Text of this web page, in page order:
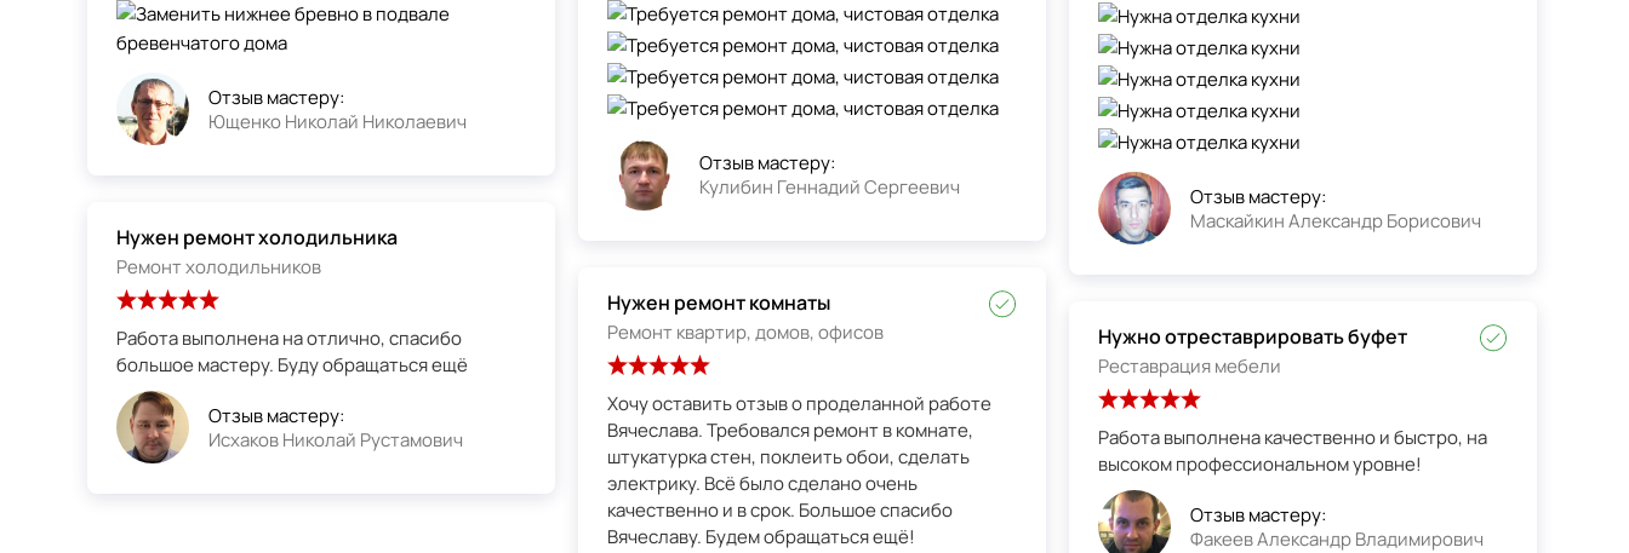
Отзыв мастеру:
Ющенко Николай Николаевич
Нужен ремонт холодильника
Ремонт холодильников
Работа выполнена на отлично, спасибо
большое мастеру. Буду обращаться ещё
Отзыв мастеру:
Исхаков Николай Рустамович
Отзыв мастеру:
Кулибин Геннадий Сергеевич
Нужен ремонт комнаты
Ремонт квартир, домов, офисов
Хочу оставить отзыв о проделанной работе
Вячеслава. Требовался ремонт в комнате,
штукатурка стен, поклеить обои, сделать
электрику. Всё было сделано очень
качественно и в срок. Большое спасибо
Вячеславу. Будем обращаться ещё!
Отзыв мастеру:
Маскайкин Александр Борисович
Нужно отреставрировать буфет
Реставрация мебели
Работа выполнена качественно и быстро, на
высоком профессиональном уровне!
Отзыв мастеру:
Факеев Александр Владимирович